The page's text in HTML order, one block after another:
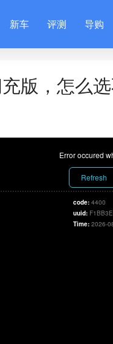
新车 评测 导购
版，怎么
Error occured
Refresh
code: 4400
uuid:
Time: 2026-